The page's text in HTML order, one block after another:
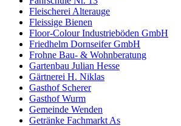
Fleischerei Alterauge
Fleissige Bienen
Floor-Colour Industrieböden GmbH
Friedhelm Dornseifer GmbH
Frohne Bau- & Wohnberatung
Gartenbau Julian Hesse
Gärtnerei H. Niklas
Gasthof Scherer
Gasthof Wurm
Gemeinde Wenden
Getränke Fachmarkt As